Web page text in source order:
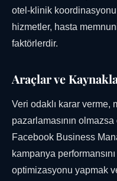
otel-klinik
hizmetler, hasta
faktörlerdir.
Araçlar ve
Veri odaklı karar verme,
pazarlamasının
Facebook Business
kampanya
optimizasyonu yapmak